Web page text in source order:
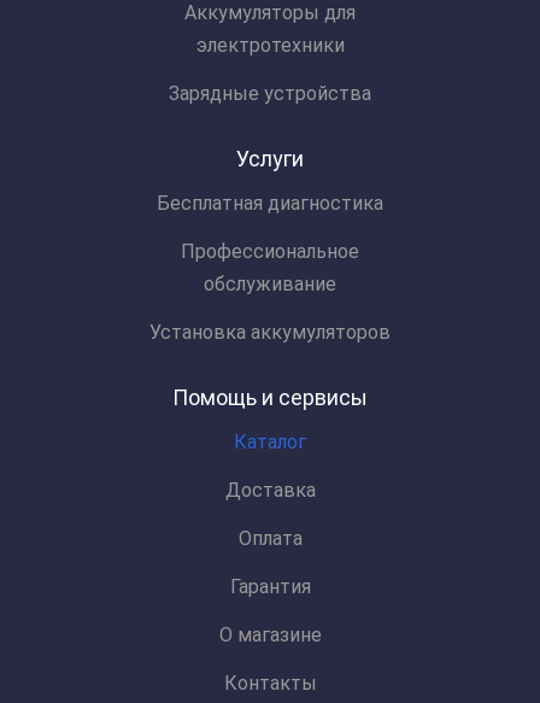
Аккумуляторы для
электротехники
Зарядные устройства
Услуги
Бесплатная диагностика
Профессиональное
обслуживание
Установка аккумуляторов
Помощь и сервисы
Каталог
Доставка
Оплата
Гарантия
О магазине
Контакты